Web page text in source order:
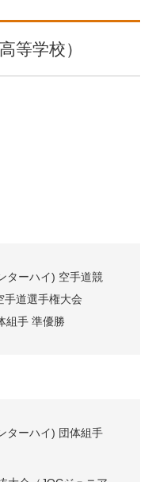
等学校）
ターハイ) 空手道競
手道選手権大会
組手 準優勝
ターハイ) 団体組手